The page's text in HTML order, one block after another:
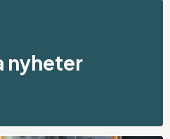
nyheter